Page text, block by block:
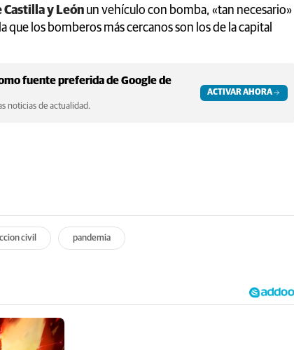
Castilla y León un vehículo con bomba, «tan necesario»
que los bomberos más cercanos son los de la capital
fuente preferida de Google de
noticias de actualidad.
ACTIVAR AHORA
civil pandemia